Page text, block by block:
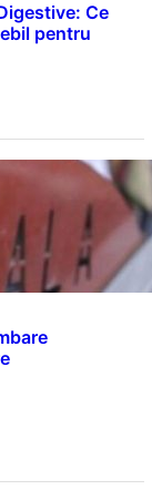
Ce
pentru